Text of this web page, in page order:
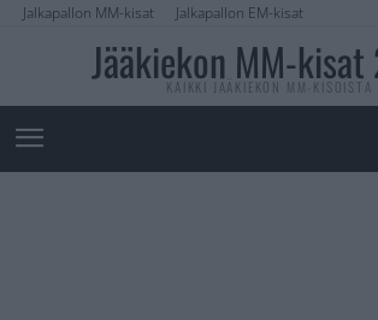
Jalkapallon MM-kisat Jalkapallon EM-kisat
Jääkiekon MM-
KAIKKI JÄÄKIEKON MM-KISOISTA